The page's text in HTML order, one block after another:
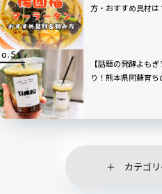
方・おすすめ具材は
【話題の発酵よも
り！熊本県阿蘇育ち
カテゴ